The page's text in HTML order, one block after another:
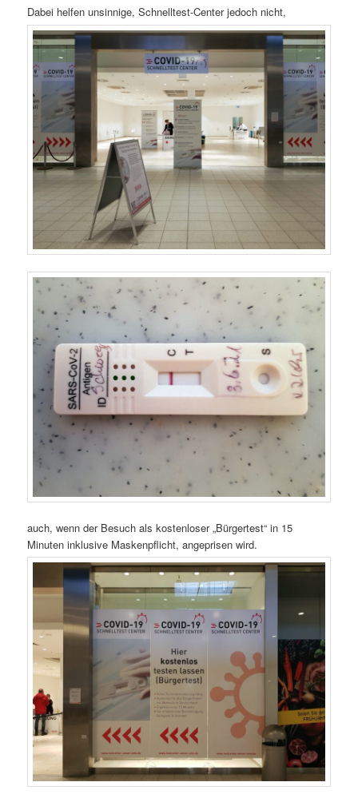
Dabei helfen unsinnige, Schnelltest-Center jedoch nicht,
auch, wenn der Besuch als kostenloser „Bürgertest“ in 15
Minuten inklusive Maskenpflicht, angeprisen wird.